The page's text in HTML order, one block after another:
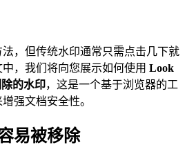
，但传统水印通常只需点击几下就
，我们将向您展示如何使用 Look
的水印，这是一个基于浏览器的工
强文档安全性。
易被移除